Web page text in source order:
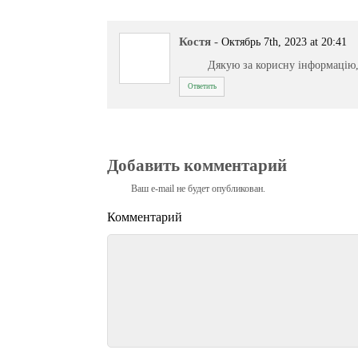
Костя - Октябрь 7th, 2023 at 20:41
Дякую за корисну
Ответить
Добавить комментарий
Ваш e-mail не будет опубликован.
Комментарий